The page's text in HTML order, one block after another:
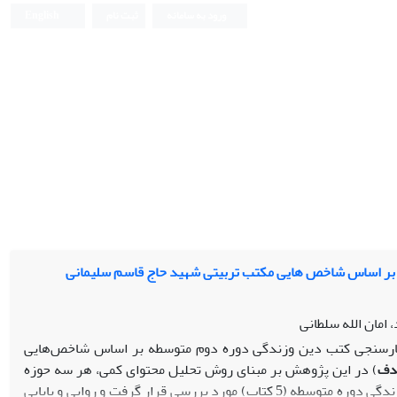
بر اساس شاخص هایی مکتب تربیتی شهید حاج قاسم سلیمانی
امان الله سلطانی
کتب دین وزندگی دوره دوم متوسطه بر اساس شاخص‌هایی
) در این پژوهش بر مبنای روش تحلیل محتوای کمی، هر سه حوزه
متن کتاب، تصاویر و تمرین‌های کتاب‌های دین وزندگی دوره متوسطه (5 کتاب) مورد بررسی قرار گرفت و روایی و پایایی